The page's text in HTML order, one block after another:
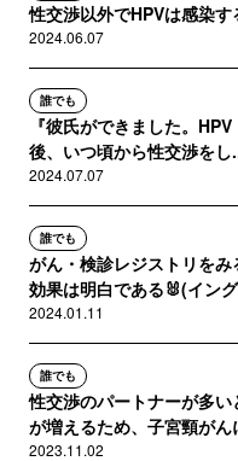
性交渉以外でHPVは感染す
2024.06.07
誰でも
『彼氏ができました。
後、いつ頃から性交渉をし
2024.07.07
誰でも
がん・検診レジストリを
効果は明白である🐰(イン
2024.01.11
誰でも
性交渉のパートナーが多
が増えるため、子宮頸がん
2023.11.02